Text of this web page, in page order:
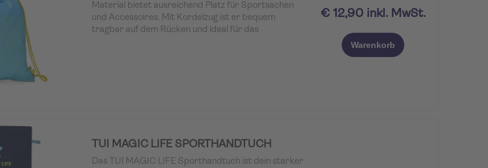
Material bietet ausreichend Platz für Sportsachen
und Accessoires. Mit Kordelzug ist er bequem
tragbar auf dem Rücken und ideal für das
€ 12,90 inkl. MwSt.
Warenkorb
TUI MAGIC LIFE SPORTHANDTUCH
Das TUI MAGIC LIFE Sporthandtuch ist dein starker